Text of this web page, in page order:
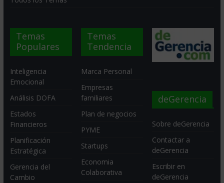
Temas
Populares
Inteligencia
Emocional
Análisis DOFA
Estados
Financieros
Planificación
Estratégica
Gerencia del
Cambio
Temas
Tendencia
Marca Personal
Empresas
familiares
Plan de negocios
PYME
Startups
Economia
Colaborativa
deGerencia
Sobre deGerencia
Contactar a
deGerencia
Escribir en
deGerencia